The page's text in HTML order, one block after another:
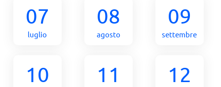
07
luglio
08
agosto
09
settembre
10 11 12